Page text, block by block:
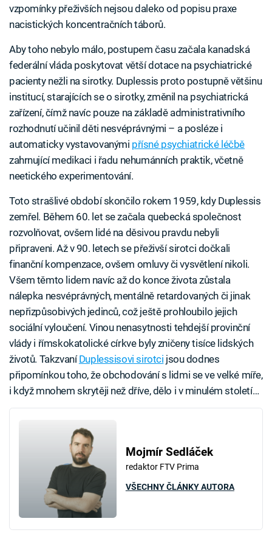
vzpomínky přeživších nejsou daleko od popisu praxe
nacistických koncentračních táborů.
Aby toho nebylo málo, postupem času začala kanadská
federální vláda poskytovat větší dotace na psychiatrické
pacienty nežli na sirotky. Duplessis proto postupně většinu
institucí, starajících se o sirotky, změnil na psychiatrická
zařízení, čímž navíc pouze na základě administrativního
rozhodnutí učinil děti nesvéprávnými – a posléze i
automaticky vystavovanými přísné psychiatrické léčbě
zahrnující medikaci i řadu nehumánních praktik, včetně
neetického experimentování.
Toto strašlivé období skončilo rokem 1959, kdy Duplessis
zemřel. Během 60. let se začala quebecká společnost
rozvolňovat, ovšem lidé na děsivou pravdu nebyli
připraveni. Až v 90. letech se přeživší sirotci dočkali
finanční kompenzace, ovšem omluvy či vysvětlení nikoli.
Všem těmto lidem navíc až do konce života zůstala
nálepka nesvéprávných, mentálně retardovaných či jinak
nepřizpůsobivých jedinců, což ještě prohloubilo jejich
sociální vyloučení. Vinou nenasytnosti tehdejší provinční
vlády i římskokatolické církve byly zničeny tisíce lidských
životů. TakzvaníDuplessisovi sirotci jsou dodnes
připomínkou toho, že obchodování s lidmi se ve velké míře,
i když mnohem skrytěji než dříve, dělo i v minulém století…
Mojmír Sedláček
redaktor FTV Prima
VŠECHNY ČLÁNKY AUTORA